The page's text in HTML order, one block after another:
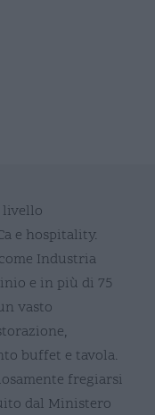
livello
e hospitality.
Industria
e in più di 75
vasto
buffet e tavola.
fregiarsi
dal Ministero